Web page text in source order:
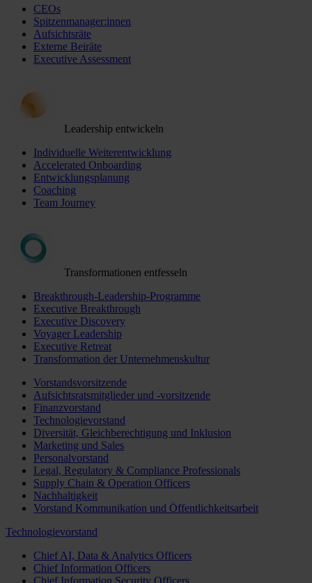
CEOs
Spitzenmanager:innen
Aufsichtsräte
Externe Beiräte
Executive Assessment
Leadership entwickeln
Individuelle Weiterentwicklung
Accelerated Onboarding
Entwicklungsplanung
Coaching
Team Journey
Transformationen entfesseln
Breakthrough-Leadership-Programme
Executive Breakthrough
Executive Discovery
Voyager Leadership
Executive Retreat
Transformation der Unternehmenskultur
Vorstandsvorsitzende
Aufsichtsratsmitglieder und -vorsitzende
Finanzvorstand
Technologievorstand
Diversität, Gleichberechtigung und Inklusion
Marketing und Sales
Personalvorstand
Legal, Regulatory & Compliance Professionals
Supply Chain & Operation Officers
Nachhaltigkeit
Vorstand Kommunikation und Öffentlichkeitsarbeit
Technologievorstand
Chief AI, Data & Analytics Officers
Chief Information Officers
Chief Information Security Officers